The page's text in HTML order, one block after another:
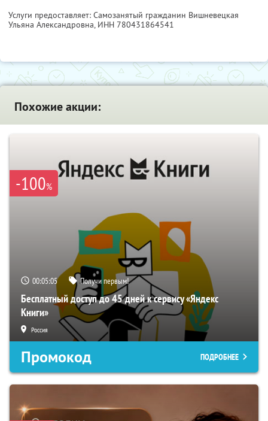
Услуги предоставляет: Самозанятый гражданин Вишневецкая
Ульяна Александровна, ИНН 780431864541
Похожие акции:
-100%
00:05:04 Получи первым!
Бесплатный доступ до 45 дней к сервису «Яндекс
Книги»
Россия
Промокод ПОДРОБНЕЕ